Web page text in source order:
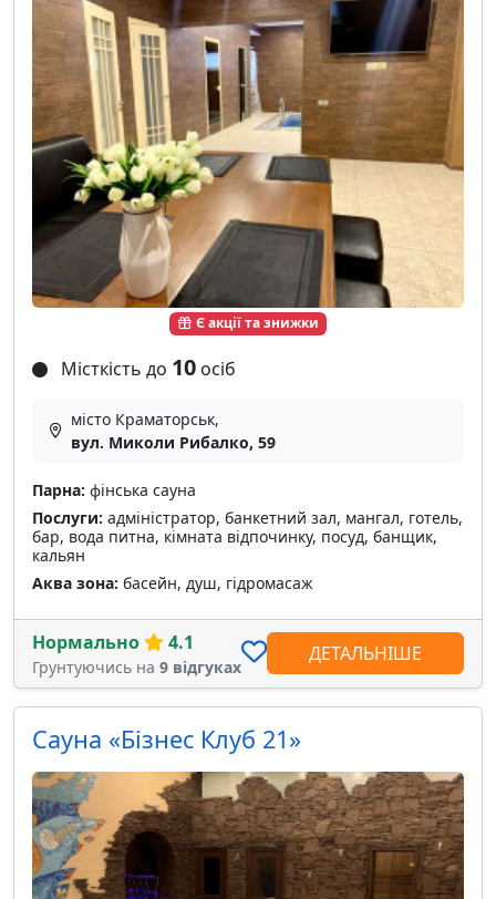
Є акції та знижки
Місткість до 10 осіб
місто Краматорськ,
вул. Миколи Рибалко, 59
Парна: фінська сауна
Послуги: адміністратор, банкетний зал, мангал, готель,
бар, вода питна, кімната відпочинку, посуд, банщик,
кальян
Аква зона: басейн, душ, гідромасаж
Нормально 4.1
Грунтуючись на 9 відгуках
ДЕТАЛЬНІШЕ
Сауна «Бізнес Клуб 21»